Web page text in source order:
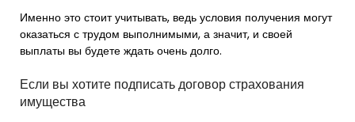
Именно это стоит учитывать, ведь условия получения могут
оказаться с трудом выполнимыми, а значит, и своей
выплаты вы будете ждать очень долго.
Если вы хотите подписать договор страхования
имущества